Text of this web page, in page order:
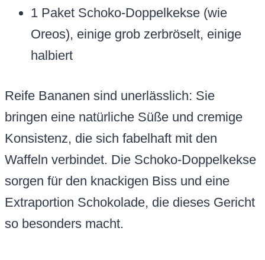
1 Paket Schoko-Doppelkekse (wie
Oreos), einige grob zerbröselt, einige
halbiert
Reife Bananen sind unerlässlich: Sie
bringen eine natürliche Süße und cremige
Konsistenz, die sich fabelhaft mit den
Waffeln verbindet. Die Schoko-Doppelkekse
sorgen für den knackigen Biss und eine
Extraportion Schokolade, die dieses Gericht
so besonders macht.